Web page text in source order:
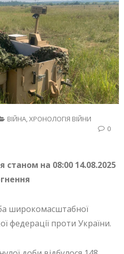
ВІЙНА,ХРОНОЛОГІЯ ВІЙНИ
0
на 08:00 14.08.2025
широкомасштабної
федерації проти України.